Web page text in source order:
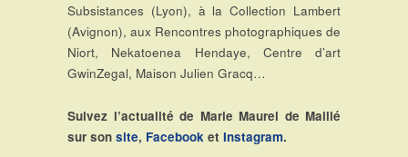
Subsistances (Lyon), à la Collection Lambert
(Avignon), aux Rencontres photographiques de
Niort, Nekatoenea Hendaye, Centre d’art
GwinZegal, Maison Julien Gracq…
Suivez l’actualité de Marie Maurel de Maillé
sur son site, Facebook et Instagram.